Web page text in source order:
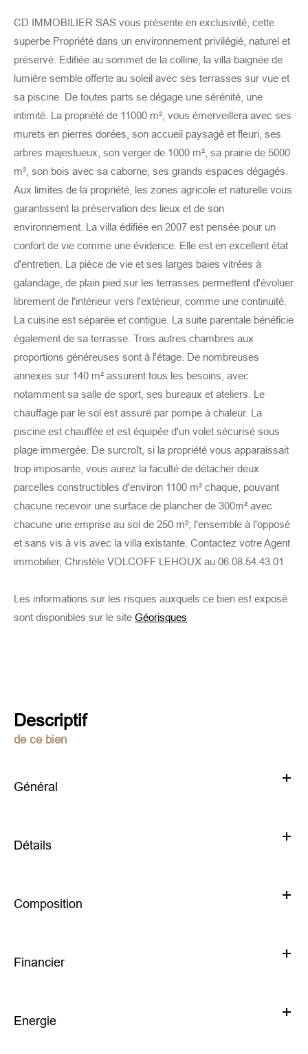
CD IMMOBILIER SAS vous présente en exclusivité, cette
superbe Propriété dans un environnement privilégié, naturel et
préservé. Edifiée au sommet de la colline, la villa baignée de
lumière semble offerte au soleil avec ses terrasses sur vue et
sa piscine. De toutes parts se dégage une sérénité, une
intimité. La propriété de 11000 m², vous émerveillera avec ses
murets en pierres dorées, son accueil paysagé et fleuri, ses
arbres majestueux, son verger de 1000 m², sa prairie de 5000
m², son bois avec sa caborne, ses grands espaces dégagés.
Aux limites de la propriété, les zones agricole et naturelle vous
garantissent la préservation des lieux et de son
environnement. La villa édifiée en 2007 est pensée pour un
confort de vie comme une évidence. Elle est en excellent état
d'entretien. La pièce de vie et ses larges baies vitrées à
galandage, de plain pied sur les terrasses permettent d'évoluer
librement de l'intérieur vers l'extérieur, comme une continuité.
La cuisine est séparée et contigüe. La suite parentale bénéficie
également de sa terrasse. Trois autres chambres aux
proportions généreuses sont à l'étage. De nombreuses
annexes sur 140 m² assurent tous les besoins, avec
notamment sa salle de sport, ses bureaux et ateliers. Le
chauffage par le sol est assuré par pompe à chaleur. La
piscine est chauffée et est équipée d'un volet sécurisé sous
plage immergée. De surcroît, si la propriété vous apparaissait
trop imposante, vous aurez la faculté de détacher deux
parcelles constructibles d'environ 1100 m² chaque, pouvant
chacune recevoir une surface de plancher de 300m² avec
chacune une emprise au sol de 250 m²; l'ensemble à l'opposé
et sans vis à vis avec la villa existante. Contactez votre Agent
immobilier, Christèle VOLCOFF LEHOUX au 06.08.54.43.01
Les informations sur les risques auxquels ce bien est exposé
sont disponibles sur le site Géorisques
descriptif
de ce bien
Général
Détails
Composition
Financier
Energie